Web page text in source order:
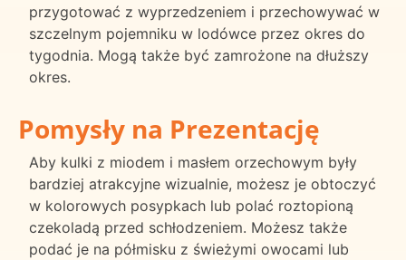
przygotować z wyprzedzeniem i przechowywać w
szczelnym pojemniku w lodówce przez okres do
tygodnia. Mogą także być zamrożone na dłuższy
okres.
Pomysły na Prezentację
Aby kulki z miodem i masłem orzechowym były
bardziej atrakcyjne wizualnie, możesz je obtoczyć
w kolorowych posypkach lub polać roztopioną
czekoladą przed schłodzeniem. Możesz także
podać je na półmisku z świeżymi owocami lub